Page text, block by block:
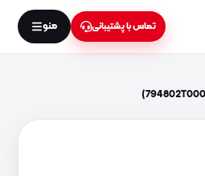
تماس با پشتیبانی منو